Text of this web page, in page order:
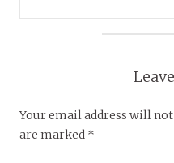
Your email address will not
are marked *